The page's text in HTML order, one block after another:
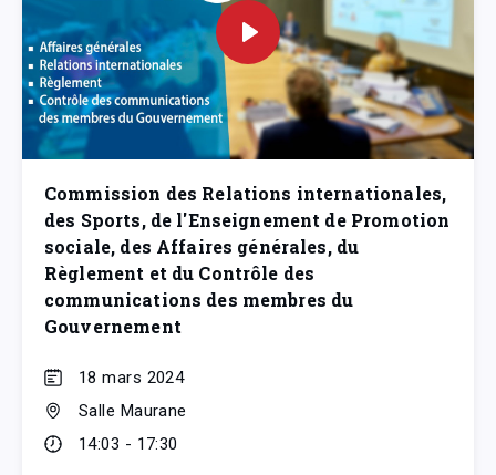
Commission des Relations internationales,
des Sports, de l'Enseignement de Promotion
sociale, des Affaires générales, du
Règlement et du Contrôle des
communications des membres du
Gouvernement
18 mars 2024
Salle Maurane
14:03 - 17:30